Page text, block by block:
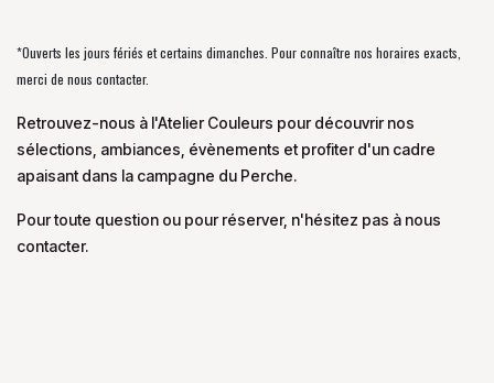
*Ouverts les jours fériés et certains dimanches. Pour connaître nos horaires exacts,
merci de nous contacter.
Retrouvez-nous à l'Atelier Couleurs pour découvrir nos
sélections, ambiances, évènements et profiter d'un cadre
apaisant dans la campagne du Perche.
Pour toute question ou pour réserver, n'hésitez pas à nous
contacter.